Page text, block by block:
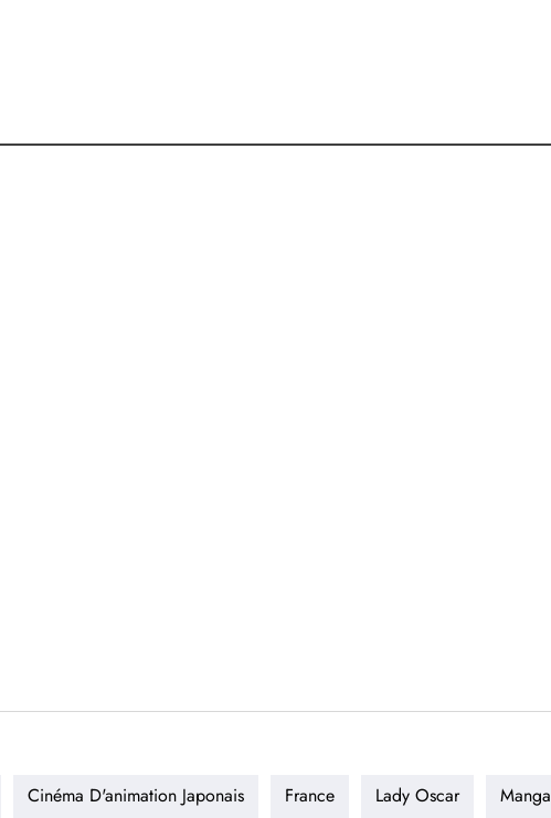
Cinéma D'animation Japonais France Lady Oscar Manga